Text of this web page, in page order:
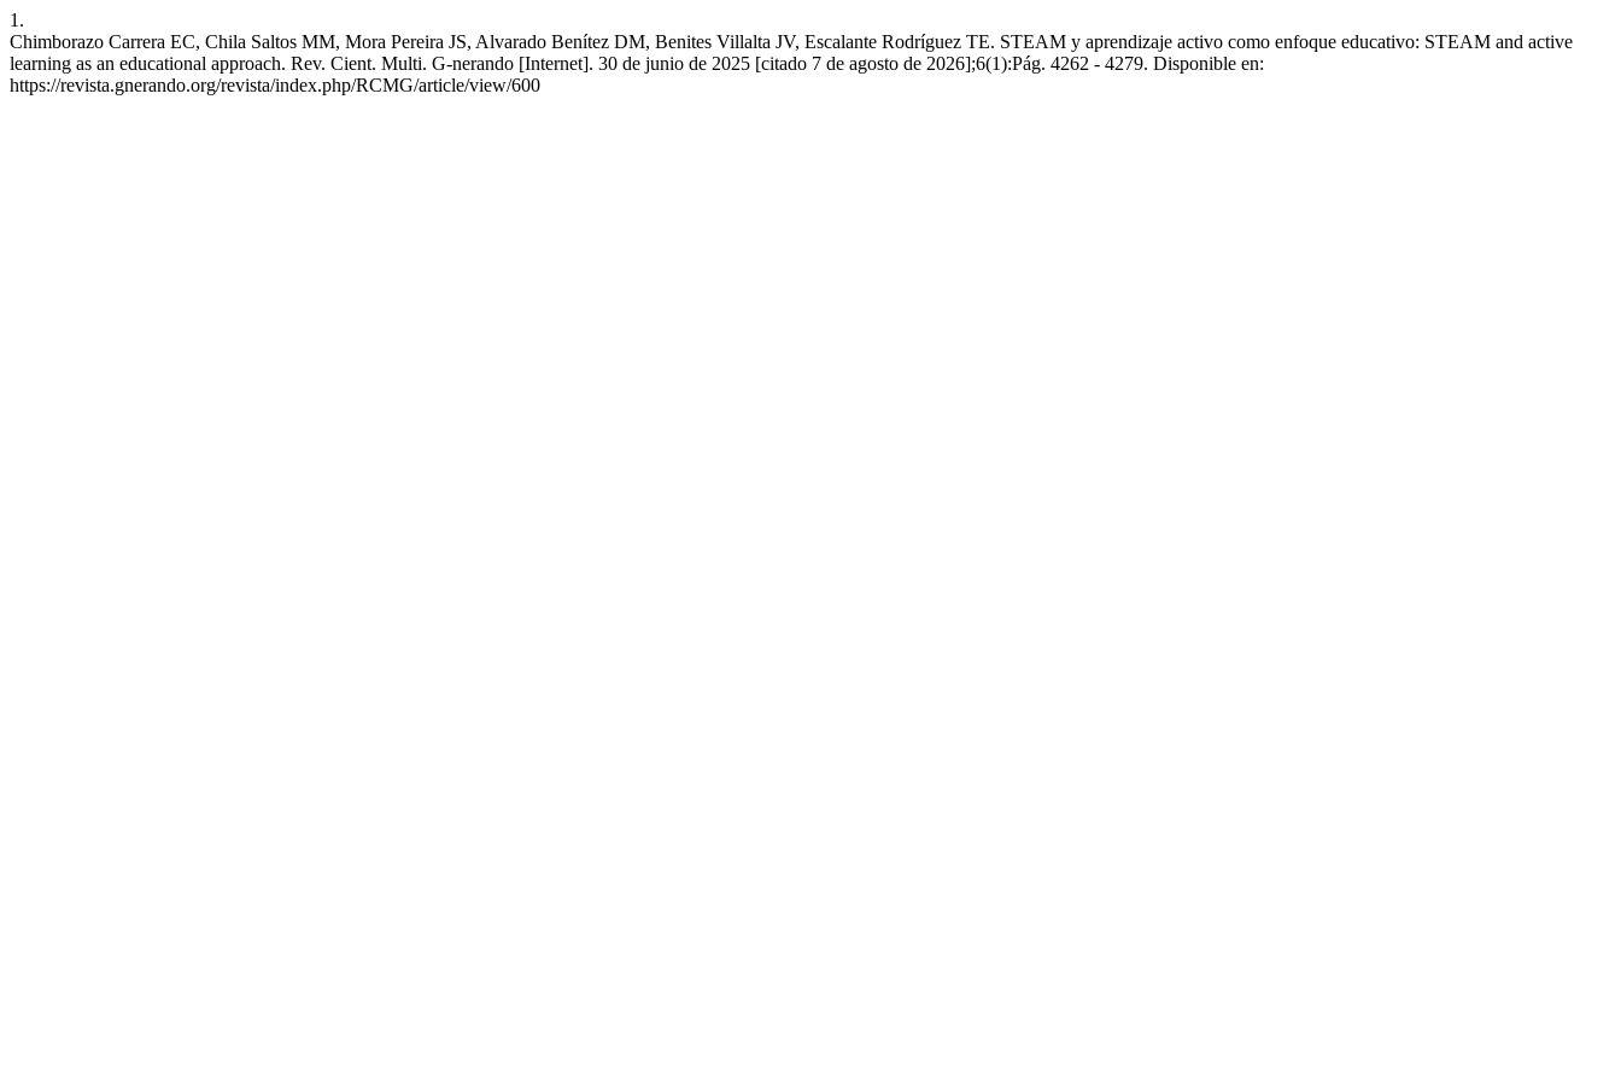
1.
Chimborazo Carrera EC, Chila Saltos MM, Mora Pereira JS, Alvarado Benítez DM, Benites Villalta JV, Escalante Rodríguez TE. STEAM y aprendizaje activo como enfoque educativo: STEAM and active
learning as an educational approach. Rev. Cient. Multi. G-nerando [Internet]. 30 de junio de 2025 [citado 7 de agosto de 2026];6(1):Pág. 4262 - 4279. Disponible en:
https://revista.gnerando.org/revista/index.php/RCMG/article/view/600